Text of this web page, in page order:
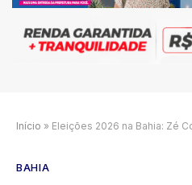
Início » Eleições 2026 na Bahia: Zé
BAHIA